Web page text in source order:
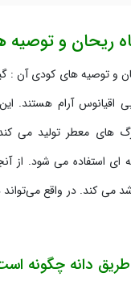
ریحان و
و توصیه های کودی آن :
اقیانوس آرام هستند.
های معطر تولید می
ای استفاده می شود. از
دانه چگونه